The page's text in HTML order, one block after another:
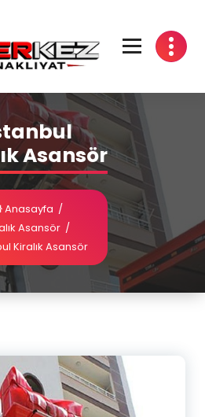
Asansör
Anasayfa /
Asansör /
Kiralık Asansör